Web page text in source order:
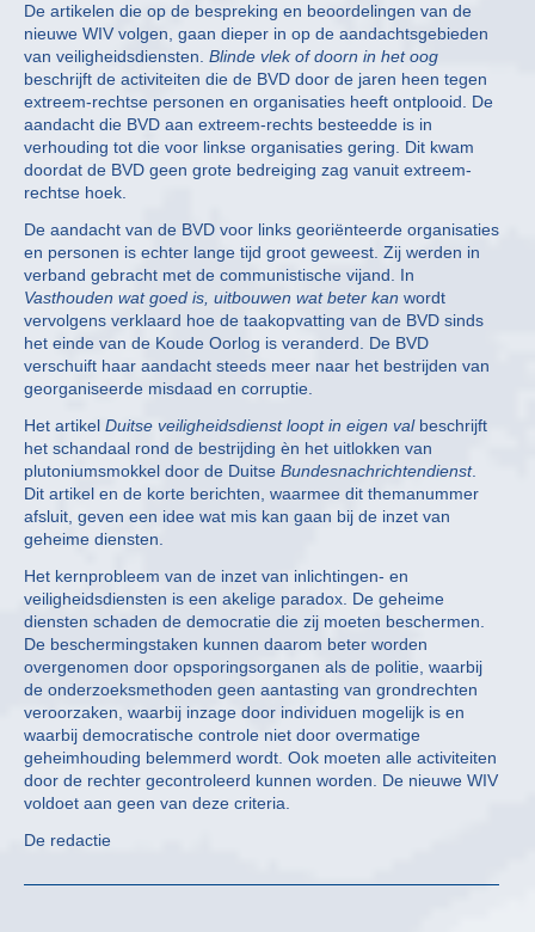
De artikelen die op de bespreking en beoordelingen van de
nieuwe WIV volgen, gaan dieper in op de aandachtsgebieden
van veiligheidsdiensten. Blinde vlek of doorn in het oog
beschrijft de activiteiten die de BVD door de jaren heen tegen
extreem-rechtse personen en organisaties heeft ontplooid. De
aandacht die BVD aan extreem-rechts besteedde is in
verhouding tot die voor linkse organisaties gering. Dit kwam
doordat de BVD geen grote bedreiging zag vanuit extreem-
rechtse hoek.
De aandacht van de BVD voor links georiënteerde organisaties
en personen is echter lange tijd groot geweest. Zij werden in
verband gebracht met de communistische vijand. In
Vasthouden wat goed is, uitbouwen wat beter kan wordt
vervolgens verklaard hoe de taakopvatting van de BVD sinds
het einde van de Koude Oorlog is veranderd. De BVD
verschuift haar aandacht steeds meer naar het bestrijden van
georganiseerde misdaad en corruptie.
Het artikel Duitse veiligheidsdienst loopt in eigen valbeschrijft
het schandaal rond de bestrijding èn het uitlokken van
plutoniumsmokkel door de Duitse Bundesnachrichtendienst.
Dit artikel en de korte berichten, waarmee dit themanummer
afsluit, geven een idee wat mis kan gaan bij de inzet van
geheime diensten.
Het kernprobleem van de inzet van inlichtingen- en
veiligheidsdiensten is een akelige paradox. De geheime
diensten schaden de democratie die zij moeten beschermen.
De beschermingstaken kunnen daarom beter worden
overgenomen door opsporingsorganen als de politie, waarbij
de onderzoeksmethoden geen aantasting van grondrechten
veroorzaken, waarbij inzage door individuen mogelijk is en
waarbij democratische controle niet door overmatige
geheimhouding belemmerd wordt. Ook moeten alle activiteiten
door de rechter gecontroleerd kunnen worden. De nieuwe WIV
voldoet aan geen van deze criteria.
De redactie